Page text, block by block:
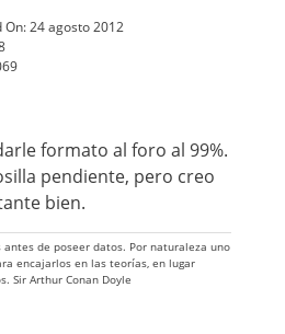
On:24 agosto 2012
formato al foro al 99%.
pendiente, pero creo
bien.
de poseer datos. Por naturaleza uno
encajarlos en las teorías, en lugar
Sir Arthur Conan Doyle